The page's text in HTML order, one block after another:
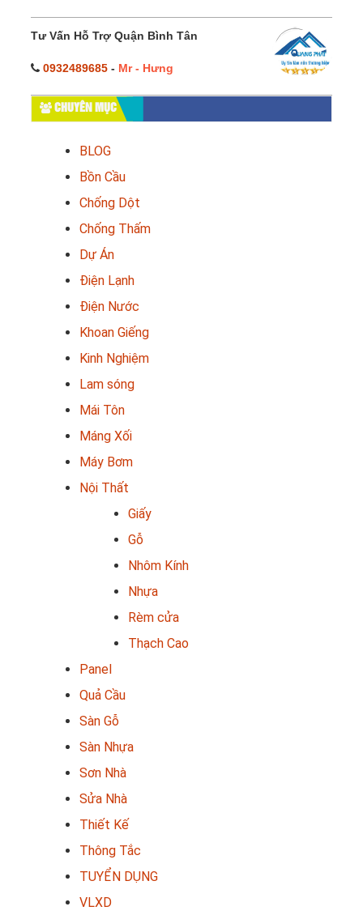
Tư Vấn Hỗ Trợ Quận Bình Tân
0932489685 - Mr - Hưng
CHUYÊN MỤC
BLOG
Bồn Cầu
Chống Dột
Chống Thấm
Dự Án
Điện Lạnh
Điện Nước
Khoan Giếng
Kinh Nghiệm
Lam sóng
Mái Tôn
Máng Xối
Máy Bơm
Nội Thất
Giấy
Gỗ
Nhôm Kính
Nhựa
Rèm cửa
Thạch Cao
Panel
Quả Cầu
Sàn Gỗ
Sàn Nhựa
Sơn Nhà
Sửa Nhà
Thiết Kế
Thông Tắc
TUYỂN DỤNG
VLXD